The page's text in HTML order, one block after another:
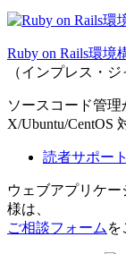
Ruby on Rails環境
（インプレス・ジ
ソースコード管理
X/Ubuntu/CentOS
読者サポー
ウェブアプリケ
様は、
ご相談フォーム を